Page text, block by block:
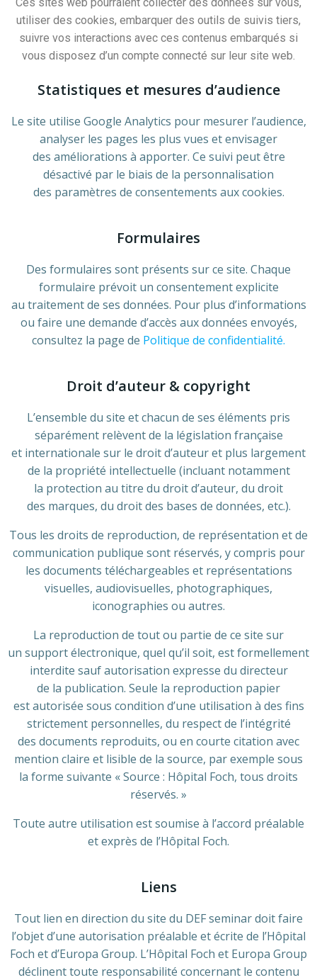
utiliser des cookies, embarquer des outils de suivis tiers,
suivre vos interactions avec ces contenus embarqués si
vous disposez d’un compte connecté sur leur site web.
Statistiques et mesures d’audience
Le site utilise Google Analytics pour mesurer l’audience,
analyser les pages les plus vues et envisager
des améliorations à apporter. Ce suivi peut être
désactivé par le biais de la personnalisation
des paramètres de consentements aux cookies.
Formulaires
Des formulaires sont présents sur ce site. Chaque
formulaire prévoit un consentement explicite
au traitement de ses données. Pour plus d’informations
ou faire une demande d’accès aux données envoyés,
consultez la page de Politique de confidentialité.
Droit d’auteur & copyright
L’ensemble du site et chacun de ses éléments pris
séparément relèvent de la législation française
et internationale sur le droit d’auteur et plus largement
de la propriété intellectuelle (incluant notamment
la protection au titre du droit d’auteur, du droit
des marques, du droit des bases de données, etc.).
Tous les droits de reproduction, de représentation et de
communication publique sont réservés, y compris pour
les documents téléchargeables et représentations
visuelles, audiovisuelles, photographiques,
iconographies ou autres.
La reproduction de tout ou partie de ce site sur
un support électronique, quel qu’il soit, est formellement
interdite sauf autorisation expresse du directeur
de la publication. Seule la reproduction papier
est autorisée sous condition d’une utilisation à des fins
strictement personnelles, du respect de l’intégrité
des documents reproduits, ou en courte citation avec
mention claire et lisible de la source, par exemple sous
la forme suivante « Source : Hôpital Foch, tous droits
réservés. »
Toute autre utilisation est soumise à l’accord préalable
et exprès de l’Hôpital Foch.
Liens
Tout lien en direction du site du DEF seminar doit faire
l’objet d’une autorisation préalable et écrite de l’Hôpital
Foch et d’Europa Group. L’Hôpital Foch et Europa Group
déclinent toute responsabilité concernant le contenu